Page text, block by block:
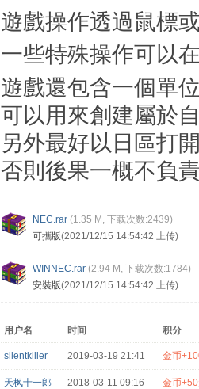
遊戲操作透過鼠標
一些特殊操作可以
遊戲還包含一個單
可以用來創建屬於
另外最好以日區打
否則後果一概不負
NEC.rar (1.35 M, 下载次数:2439)
可攜版(2021/12/15 14:54:42 上传)
WINNEC.rar (2.94 M, 下载次数:1784)
安裝版(2021/12/15 14:54:42 上传)
用户名 时间 积分
silentkiller 2019-03-19 21:41 金币
天枫十一郎 2018-03-11 09:16 金币